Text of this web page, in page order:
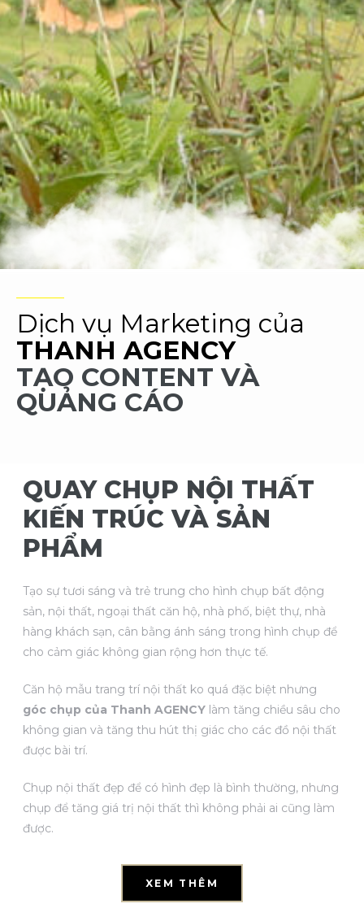
Dịch vụ Marketing của
THANH AGENCY
TẠO CONTENT VÀ
QUẢNG CÁO
QUAY CHỤP NỘI THẤT
KIẾN TRÚC VÀ SẢN
PHẨM
Tạo sự tươi sáng và trẻ trung cho hình chụp bất động
sản, nội thất, ngoại thất căn hộ, nhà phố, biệt thự, nhà
hàng khách sạn, cân bằng ánh sáng trong hình chụp để
cho cảm giác không gian rộng hơn thực tế.
Căn hộ mẫu trang trí nội thất ko quá đặc biệt nhưng
góc chụp của Thanh AGENCYlàm tăng chiều sâu cho
không gian và tăng thu hút thị giác cho các đồ nội thất
được bài trí.
Chụp nội thất đẹp để có hình đẹp là bình thường, nhưng
chụp để tăng giá trị nội thất thì không phải ai cũng làm
được.
XEM THÊM